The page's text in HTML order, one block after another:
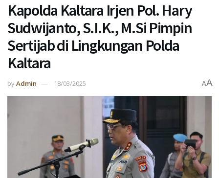
Kapolda Kaltara Irjen Pol. Hary
Sudwijanto, S.I.K., M.Si Pimpin
Sertijab di Lingkungan Polda
Kaltara
byAdmin 18/03/2025 AA